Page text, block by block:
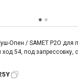
Опен / SAMET P2O для
ход 54, под запрессовку,